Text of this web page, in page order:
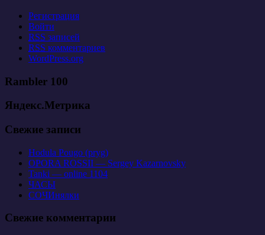
Регистрация
Войти
RSS записей
RSS комментариев
WordPress.org
Rambler 100
Яндекс.Метрика
Свежие записи
Hodula Pougo (pryg)
OPORA ROSSII — Sergey Kazarnovsky
Tanki — online 1104
ЧАСЫ
СОЧИнялки
Свежие комментарии